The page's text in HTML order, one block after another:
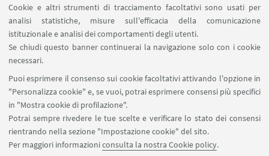
Cookie e altri strumenti di tracciamento facoltativi sono usati per
analisi statistiche, misure sull'efficacia della comunicazione
istituzionale e analisi dei comportamenti degli utenti.
Se chiudi questo banner continuerai la navigazione solo con i cookie
necessari.
Puoi esprimere il consenso sui cookie facoltativi attivando l'opzione in
"Personalizza cookie" e, se vuoi, potrai esprimere consensi più specifici
in "Mostra cookie di profilazione".
Potrai sempre rivedere le tue scelte e verificare lo stato dei consensi
rientrando nella sezione "Impostazione cookie" del sito.
Per maggiori informazioniconsulta la nostra Cookie policy.
SEGUI IL DIPARTIMENTO SU:
SEGUI UNIBO SU:
APP: